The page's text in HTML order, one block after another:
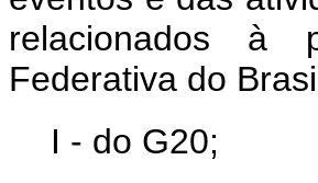
relacionados à
Federativa do
I - do G20;